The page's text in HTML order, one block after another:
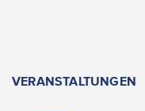
VERANSTALTUNGEN